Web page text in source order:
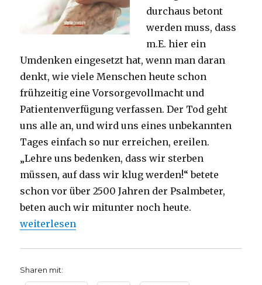
durchaus betont
werden muss, dass
m.E. hier ein
Umdenken eingesetzt hat, wenn man daran
denkt, wie viele Menschen heute schon
frühzeitig eine Vorsorgevollmacht und
Patientenverfügung verfassen. Der Tod geht
uns alle an, und wird uns eines unbekannten
Tages einfach so nur erreichen, ereilen.
„Lehre uns bedenken, dass wir sterben
müssen, auf dass wir klug werden!“ betete
schon vor über 2500 Jahren der Psalmbeter,
beten auch wir mitunter noch heute.
„Keine Angst vor dem Sterben, Rezension von
weiterlesen
Sharen mit: